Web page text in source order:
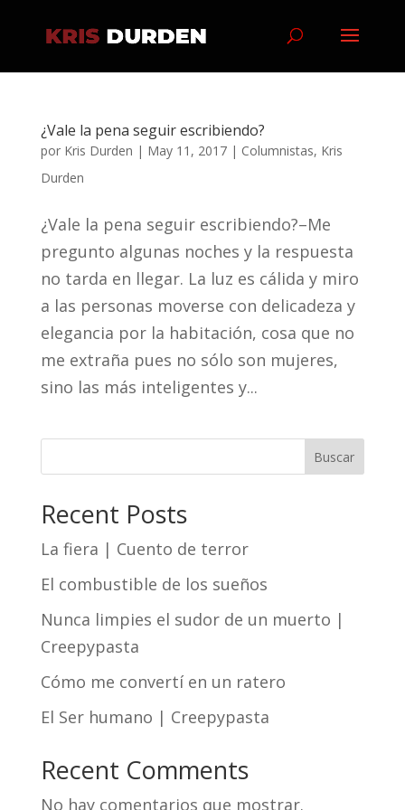
¿Vale la pena seguir escribiendo?
por Kris Durden | May 11, 2017| Columnistas, Kris
Durden
¿Vale la pena seguir escribiendo?–Me
pregunto algunas noches y la respuesta
no tarda en llegar. La luz es cálida y miro
a las personas moverse con delicadeza y
elegancia por la habitación, cosa que no
me extraña pues no sólo son mujeres,
sino las más inteligentes y...
Buscar
Recent Posts
La fiera | Cuento de terror
El combustible de los sueños
Nunca limpies el sudor de un muerto |
Creepypasta
Cómo me convertí en un ratero
El Ser humano | Creepypasta
Recent Comments
No hay comentarios que mostrar.